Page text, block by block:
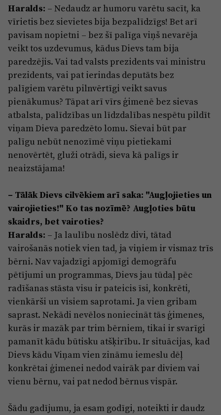
Haralds: – Nedaudz ar humoru varētu sacīt, ka
vīrietis bez sievietes bija bezpalīdzīgs! Bet arī
pavisam nopietni – bez šī palīga viņš nevarēja
veikt tos uzdevumus, kādus Dievs tam bija
paredzējis. Vai tad valsts prezidents vai ministru
prezidents, vai pat ierindas deputāts bez
palīgiem varētu pilnvērtīgi veikt savus
pienākumus? Tāpat arī vīrs ģimenē bez sievas
atbalsta, palīdzības un līdzdalības nespētu pildīt
viņam Dieva paredzēto lomu. Sievai būt par
palīgu nebūt nenozīmē viņu pietiekami
nenovērtēt, gluži otrādi, sieva kā palīgs ir
neaizstājama!
– Tālāk Dievs cilvēkiem arī saka: "Augļojieties un
vairojieties!" Ko tas nozīmē? Augļoties būtu
skaidrs, bet vairoties?
Haralds: – Ja laulību noslēdz divi, tātad
vairošanās notiek vien tad, ja viņiem ir vismaz trīs
bērni. Nav vajadzīgi apjomīgi demogrāfu
pētījumi un programmas, Dievs jau tūdaļ pēc
radīšanas stāsta visu ir pateicis īsi, konkrēti,
vienkārši un visiem saprotami. Ja vien gribam
saprast. Nekādi nevēlos noniecināt tās ģimenes,
kurās ir mazāk par trim bērniem, tikai ir svarīgi
pamanīt kādu būtisku atšķirību. Ir situācijas, kad
Dievs kādu Viņam vien zināmu iemeslu dēļ
konkrētai ģimenei nedod vairāk par diviem vai
vienu bērnu, vai pat nedod bērnus vispār.
Šādu gadījumu, ja esam godīgi, noteikti ir daudz